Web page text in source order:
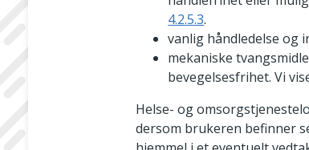
4.2.5.3.
vanlig håndledelse og
mekaniske
bevegelsesfrihet. Vi
Helse- og
dersom brukeren befinner